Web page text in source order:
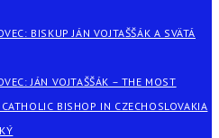
BISKUP JÁN VOJTAŠŠÁK A SVÄTÁ
JÁN VOJTAŠŠÁK – THE MOST
CATHOLIC BISHOP IN CZECHOSLOVAKIA